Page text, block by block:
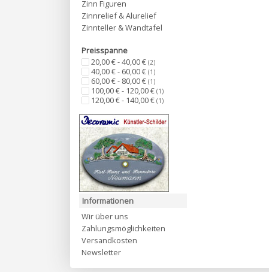
Zinn Figuren
Zinnrelief & Alurelief
Zinnteller & Wandtafel
Preisspanne
20,00 € - 40,00 € (2)
40,00 € - 60,00 € (1)
60,00 € - 80,00 € (1)
100,00 € - 120,00 € (1)
120,00 € - 140,00 € (1)
Informationen
Wir über uns
Zahlungsmöglichkeiten
Versandkosten
Newsletter